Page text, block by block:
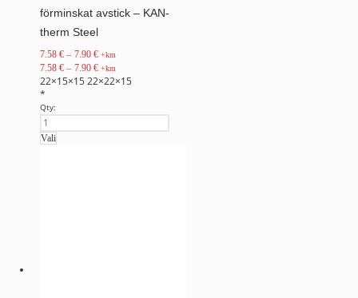
förminskat avstick – KAN-
therm Steel
7.58€ – 7.90 € +km
7.58€ – 7.90 € +km
22×15×1522×22×15
*
Qty:
Vali